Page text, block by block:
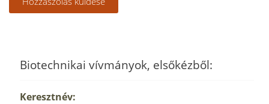
Biotechnikai vívmányok, elsőkézből:
Keresztnév: